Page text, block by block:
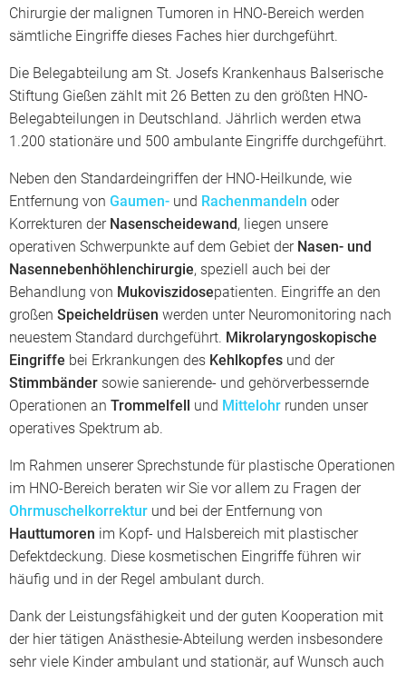
Chirurgie der malignen Tumoren in HNO-Bereich werden
sämtliche Eingriffe dieses Faches hier durchgeführt.
Die Belegabteilung am St. Josefs Krankenhaus Balserische
Stiftung Gießen zählt mit 26 Betten zu den größten HNO-
Belegabteilungen in Deutschland. Jährlich werden etwa
1.200 stationäre und 500 ambulante Eingriffe durchgeführt.
Neben den Standardeingriffen der HNO-Heilkunde, wie
Entfernung von Gaumen- und Rachenmandeln oder
Korrekturen der Nasenscheidewand, liegen unsere
operativen Schwerpunkte auf dem Gebiet der Nasen- und
Nasennebenhöhlenchirurgie, speziell auch bei der
Behandlung von Mukoviszidosepatienten. Eingriffe an den
großen Speicheldrüsen werden unter Neuromonitoring nach
neuestem Standard durchgeführt. Mikrolaryngoskopische
Eingriffe bei Erkrankungen des Kehlkopfes und der
Stimmbänder sowie sanierende- und gehörverbessernde
Operationen an Trommelfell und Mittelohr runden unser
operatives Spektrum ab.
Im Rahmen unserer Sprechstunde für plastische Operationen
im HNO-Bereich beraten wir Sie vor allem zu Fragen der
Ohrmuschelkorrektur und bei der Entfernung von
Hauttumoren im Kopf- und Halsbereich mit plastischer
Defektdeckung. Diese kosmetischen Eingriffe führen wir
häufig und in der Regel ambulant durch.
Dank der Leistungsfähigkeit und der guten Kooperation mit
der hier tätigen Anästhesie-Abteilung werden insbesondere
sehr viele Kinder ambulant und stationär, auf Wunsch auch